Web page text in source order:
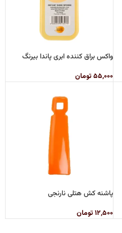
واکس براق کننده ابری پاندا بیرنگ
۵۵,۰۰۰ تومان
پاشنه کش هتلی نارنجی
۱۲,۵۰۰ تومان